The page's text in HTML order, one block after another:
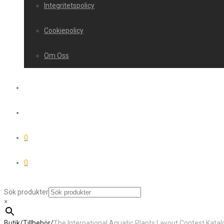
Integritetspolicy
Cookiepolicy
Om Oss
0
0
Sök produkter
×